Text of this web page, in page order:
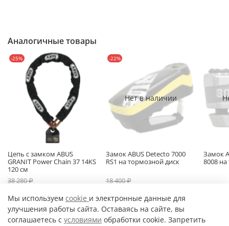
Аналогичные товары
-25%
Цепь с замком ABUS
GRANIT Power Chain 37 14KS
120 см
38 280 ₽
Нет в наличии
-22%
Замок ABUS Detecto 7000
RS1 на тормозной диск
18 400 ₽
Замок
8008
Мы используем cookie и электронные данные для
улучшения работы сайта. Оставаясь на сайте, вы
соглашаетесь с условиями обработки cookie. Запретить